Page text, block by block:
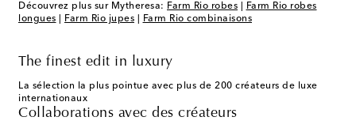
Découvrez plus sur Mytheresa: Farm Rio robes
Farm Rio robes
longues
Farm Rio jupes Farm Rio combinaisons
The finest edit in luxury
La sélection la plus pointue avec plus de 200 créateurs de luxe
internationaux
Collaborations avec des créateurs